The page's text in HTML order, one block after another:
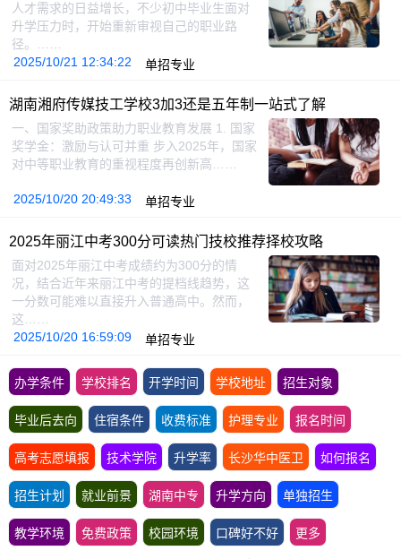
人才需求的日益增长，不少初中毕业生面对
升学压力时，开始重新审视自己的职业路
径。……
2025/10/21 12:34:22
单招专业
湖南湘府传媒技工学校3加3还是五年制一站式了解
一、国家奖助政策助力职业教育发展 1. 国家
奖学金：激励与认可并重 步入2025年，国家
对中等职业教育的重视程度再创新高……
2025/10/20 20:49:33 单招专业
2025年丽江中考300分可读热门技校推荐择校攻略
面对2025年丽江中考成绩约为300分的情
况，结合近年来丽江中考的提档线趋势，这
一分数可能难以直接升入普通高中。然而，
这……
2025/10/20 16:59:09
单招专业
办学条件 学校排名 开学时间 学校地址 招生对象
毕业后去向 住宿条件 收费标准 护理专业 报名时间
高考志愿填报 技术学院 升学率 长沙华中医卫 如何报名
招生计划 就业前景 湖南中专 升学方向 单独招生
教学环境 免费政策 校园环境 口碑好不好 更多